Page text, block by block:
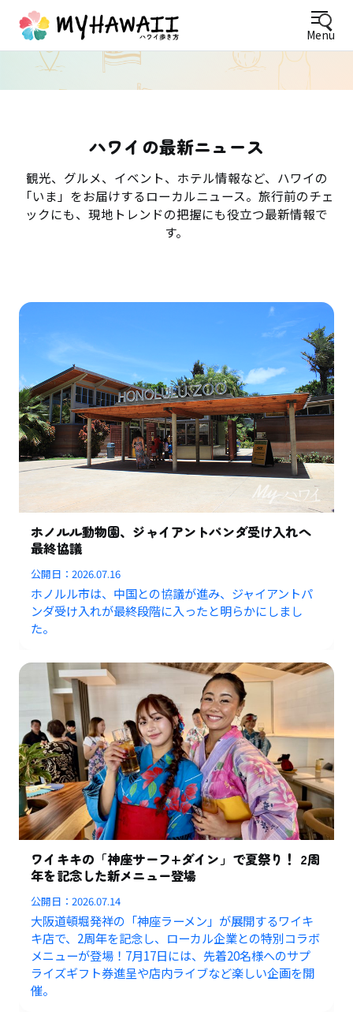
Menu
ハワイの最新ニュース
観光、グルメ、イベント、ホテル情報など、ハワイの
「いま」をお届けするローカルニュース。旅行前のチェ
ックにも、現地トレンドの把握にも役立つ最新情報で
す。
ホノルル動物園、ジャイアントパンダ受け入れへ
最終協議
公開日：2026.07.16
ホノルル市は、中国との協議が進み、ジャイアントパ
ンダ受け入れが最終段階に入ったと明らかにしまし
た。
ワイキキの「神座サーフ+ダイン」で夏祭り！ 2周
年を記念した新メニュー登場
公開日：2026.07.14
大阪道頓堀発祥の「神座ラーメン」が展開するワイキ
キ店で、2周年を記念し、ローカル企業との特別コラボ
メニューが登場！7月17日には、先着20名様へのサプ
ライズギフト券進呈や店内ライブなど楽しい企画を開
催。